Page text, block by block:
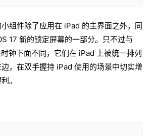
组件除了应用在 iPad 的主界面之外，同
17 新的锁定屏幕的一部分。只不过与
钟下面不同，它们在 iPad 上被统一排列
，在双手握持 iPad 使用的场景中切实增
。